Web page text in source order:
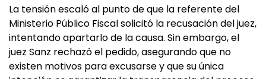
La tensión escaló al punto de que la referente del
Ministerio Público Fiscal solicitó la recusación del juez,
intentando apartarlo de la causa. Sin embargo, el
juez Sanz rechazó el pedido, asegurando que no
existen motivos para excusarse y que su única